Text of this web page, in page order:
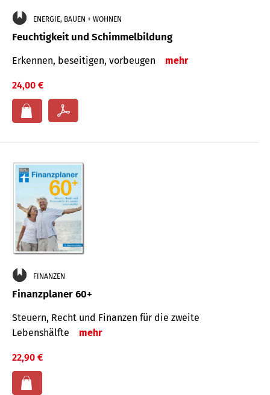
ENERGIE, BAUEN + WOHNEN
Feuchtigkeit und Schimmelbildung
Erkennen, beseitigen, vorbeugen mehr
24,00 €
FINANZEN
Finanzplaner 60+
Steuern, Recht und Finanzen für die zweite
Lebenshälfte
mehr
22,90 €